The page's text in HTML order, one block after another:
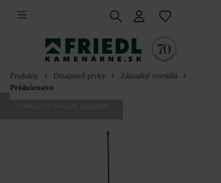
hlavný obsah
Produkty Dizajnové prvky
Záhradné svietidlá
Príslušenstvo